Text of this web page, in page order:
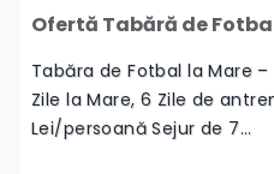
Ofertă Tabără de
Tabăra de Fotbal la Mare
Zile la Mare, 6 Zile de
Lei/persoană Sejur de 7…